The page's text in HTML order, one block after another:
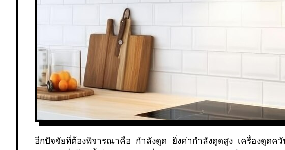
อีกปัจจัยที่ต้องพิจารณาคือ กำลังดูด ยิ่งค่ากำลังดูดสูง เครื่องดูด